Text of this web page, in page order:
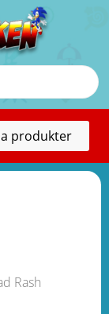
produkter
Rash